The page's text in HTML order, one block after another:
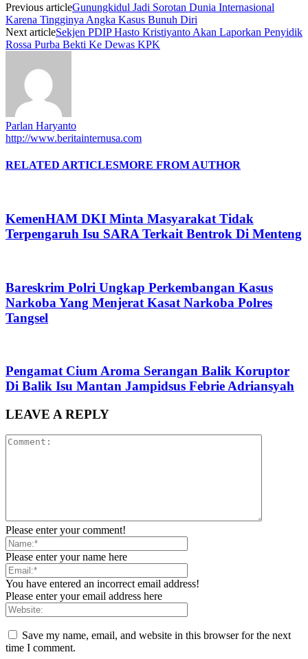
Previous articleGunungkidul Jadi Sorotan Dunia Internasional
Karena Tingginya Angka Kasus Bunuh Diri
Next articleSekjen PDIP Hasto Kristiyanto Akan Laporkan Penyidik
Rossa Purba Bekti Ke Dewas KPK
Parlan Haryanto
http://www.beritainternusa.com
RELATED ARTICLESMORE FROM AUTHOR
KemenHAM DKI Minta Masyarakat Tidak
Terpengaruh Isu SARA Terkait Bentrok Di Menteng
Bareskrim Polri Ungkap Perkembangan Kasus
Narkoba Yang Menjerat Kasat Narkoba Polres
Tangsel
Pengamat Cium Aroma Serangan Balik Koruptor
Di Balik Isu Mantan Jampidsus Febrie Adriansyah
LEAVE A REPLY
Please enter your comment!
Please enter your name here
You have entered an incorrect email address!
Please enter your email address here
Save my name, email, and website in this browser for the next
time I comment.